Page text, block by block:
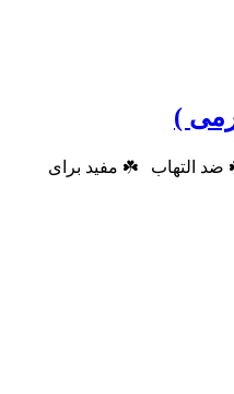
)
التهاب ☘️ مفید برای